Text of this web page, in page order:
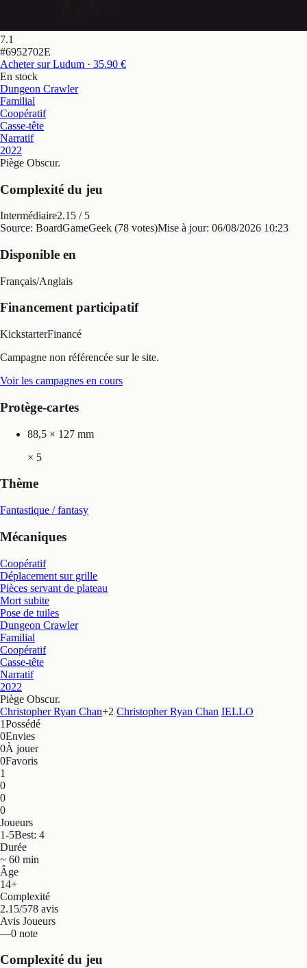
7.1
#6952702E
Acheter sur Ludum · 35.90 €
En stock
Dungeon Crawler
Familial
Coopératif
Casse-tête
Narratif
2022
Piège Obscur.
Complexité du jeu
Intermédiaire2.15 / 5
Source: BoardGameGeek (78 votes)Mise à jour: 06/08/2026 10:23
Disponible en
Français/Anglais
Financement participatif
KickstarterFinancé
Campagne non référencée sur le site.
Voir les campagnes en cours
Protège-cartes
88,5 × 127 mm
× 5
Thème
Fantastique / fantasy
Mécaniques
Coopératif
Déplacement sur grille
Pièces servant de plateau
Mort subite
Pose de tuiles
Dungeon Crawler
Familial
Coopératif
Casse-tête
Narratif
2022
Piège Obscur.
Christopher Ryan Chan+2 Christopher Ryan Chan IELLO
1Possédé
0Envies
0À jouer
0Favoris
1
0
0
0
Joueurs
1-5Best: 4
Durée
~ 60 min
Âge
14+
Complexité
2.15/578 avis
Avis Joueurs
—0 note
Complexité du jeu